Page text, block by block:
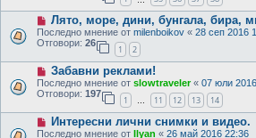
Лято, море, дини, бунгала, бира,
Последно мнение от milenboikov « 28 сеп 2016
Отговори: 26
1 2
Забавни реклами!
Последно мнение от slowtraveler« 07 юли
Отговори: 197
1 … 11 12 13 14
Интересни лични снимки и видео.
Последно мнение от Ilyan « 26 май 2016 22:36